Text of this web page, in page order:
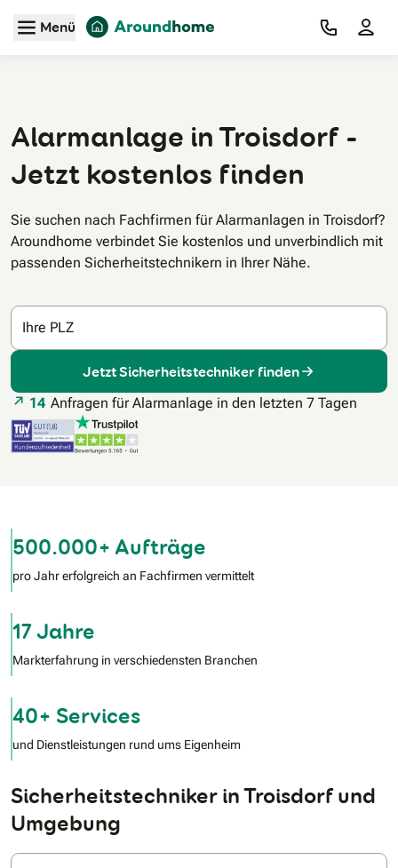
Zum Hauptinhalt
Menü
Alarmanlage in Troisdorf -
Jetzt kostenlos finden
Sie suchen nach Fachfirmen für Alarmanlagen in Troisdorf?
Aroundhome verbindet Sie kostenlos und unverbindlich mit
passenden Sicherheitstechnikern in Ihrer Nähe.
Ihre PLZ
Jetzt Sicherheitstechniker finden
14 Anfragen für Alarmanlage in den letzten 7 Tagen
500.000+ Aufträge
pro Jahr erfolgreich an Fachfirmen vermittelt
17 Jahre
Markterfahrung in verschiedensten Branchen
40+ Services
und Dienstleistungen rund ums Eigenheim
Sicherheitstechniker in Troisdorf und
Umgebung